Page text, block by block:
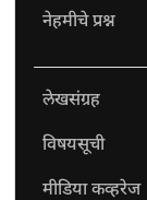
नेहमीचे प्रश्न
लेखसंग्रह
विषयसूची
मीडिया कव्हरेज